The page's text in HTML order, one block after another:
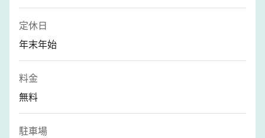
定休日
年末年始
料金
無料
駐車場